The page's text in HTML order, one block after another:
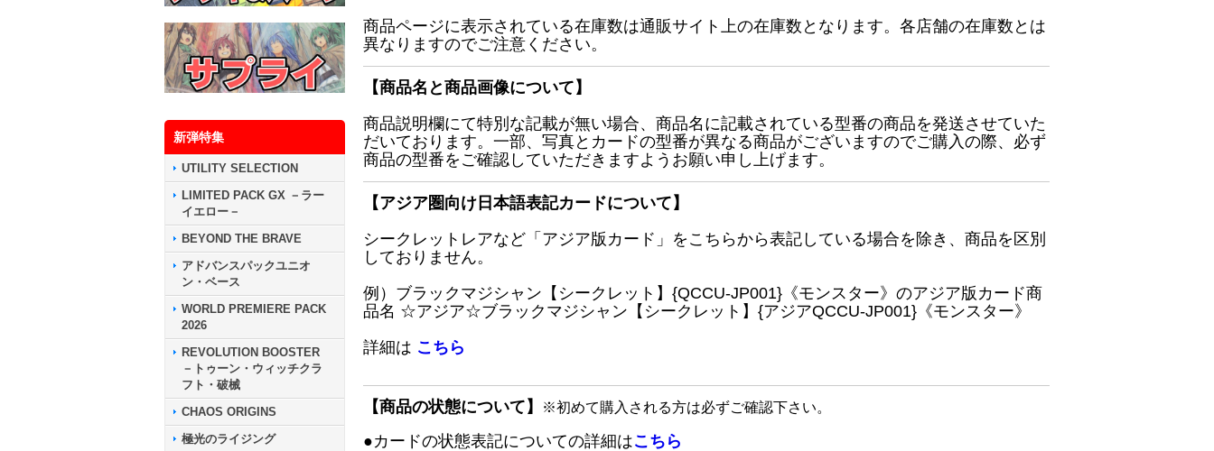
新弾特集
UTILITY SELECTION
LIMITED PACK GX －ラー
イエロー－
BEYOND THE BRAVE
アドバンスパックユニオ
ン・ベース
WORLD PREMIERE PACK
2026
REVOLUTION BOOSTER
－トゥーン・ウィッチクラ
フト・破械
CHAOS ORIGINS
極光のライジング
商品ページに表示されている在庫数は通販サイト上の在庫数となります。各店舗の在庫数とは
異なりますのでご注意ください。
【商品名と商品画像について】
商品説明欄にて特別な記載が無い場合、商品名に記載されている型番の商品を発送させていた
だいております。一部、写真とカードの型番が異なる商品がございますのでご購入の際、必ず
商品の型番をご確認していただきますようお願い申し上げます。
【アジア圏向け日本語表記カードについて】
シークレットレアなど「アジア版カード」をこちらから表記している場合を除き、商品を区別
しておりません。
例）ブラックマジシャン【シークレット】{QCCU-JP001}《モンスター》のアジア版カード商
品名 ☆アジア☆ブラックマジシャン【シークレット】{アジアQCCU-JP001}《モンスター》
詳細は こちら
【商品の状態について】 ※初めて購入される方は必ずご確認下さい。
●カードの状態表記についての詳細はこちら